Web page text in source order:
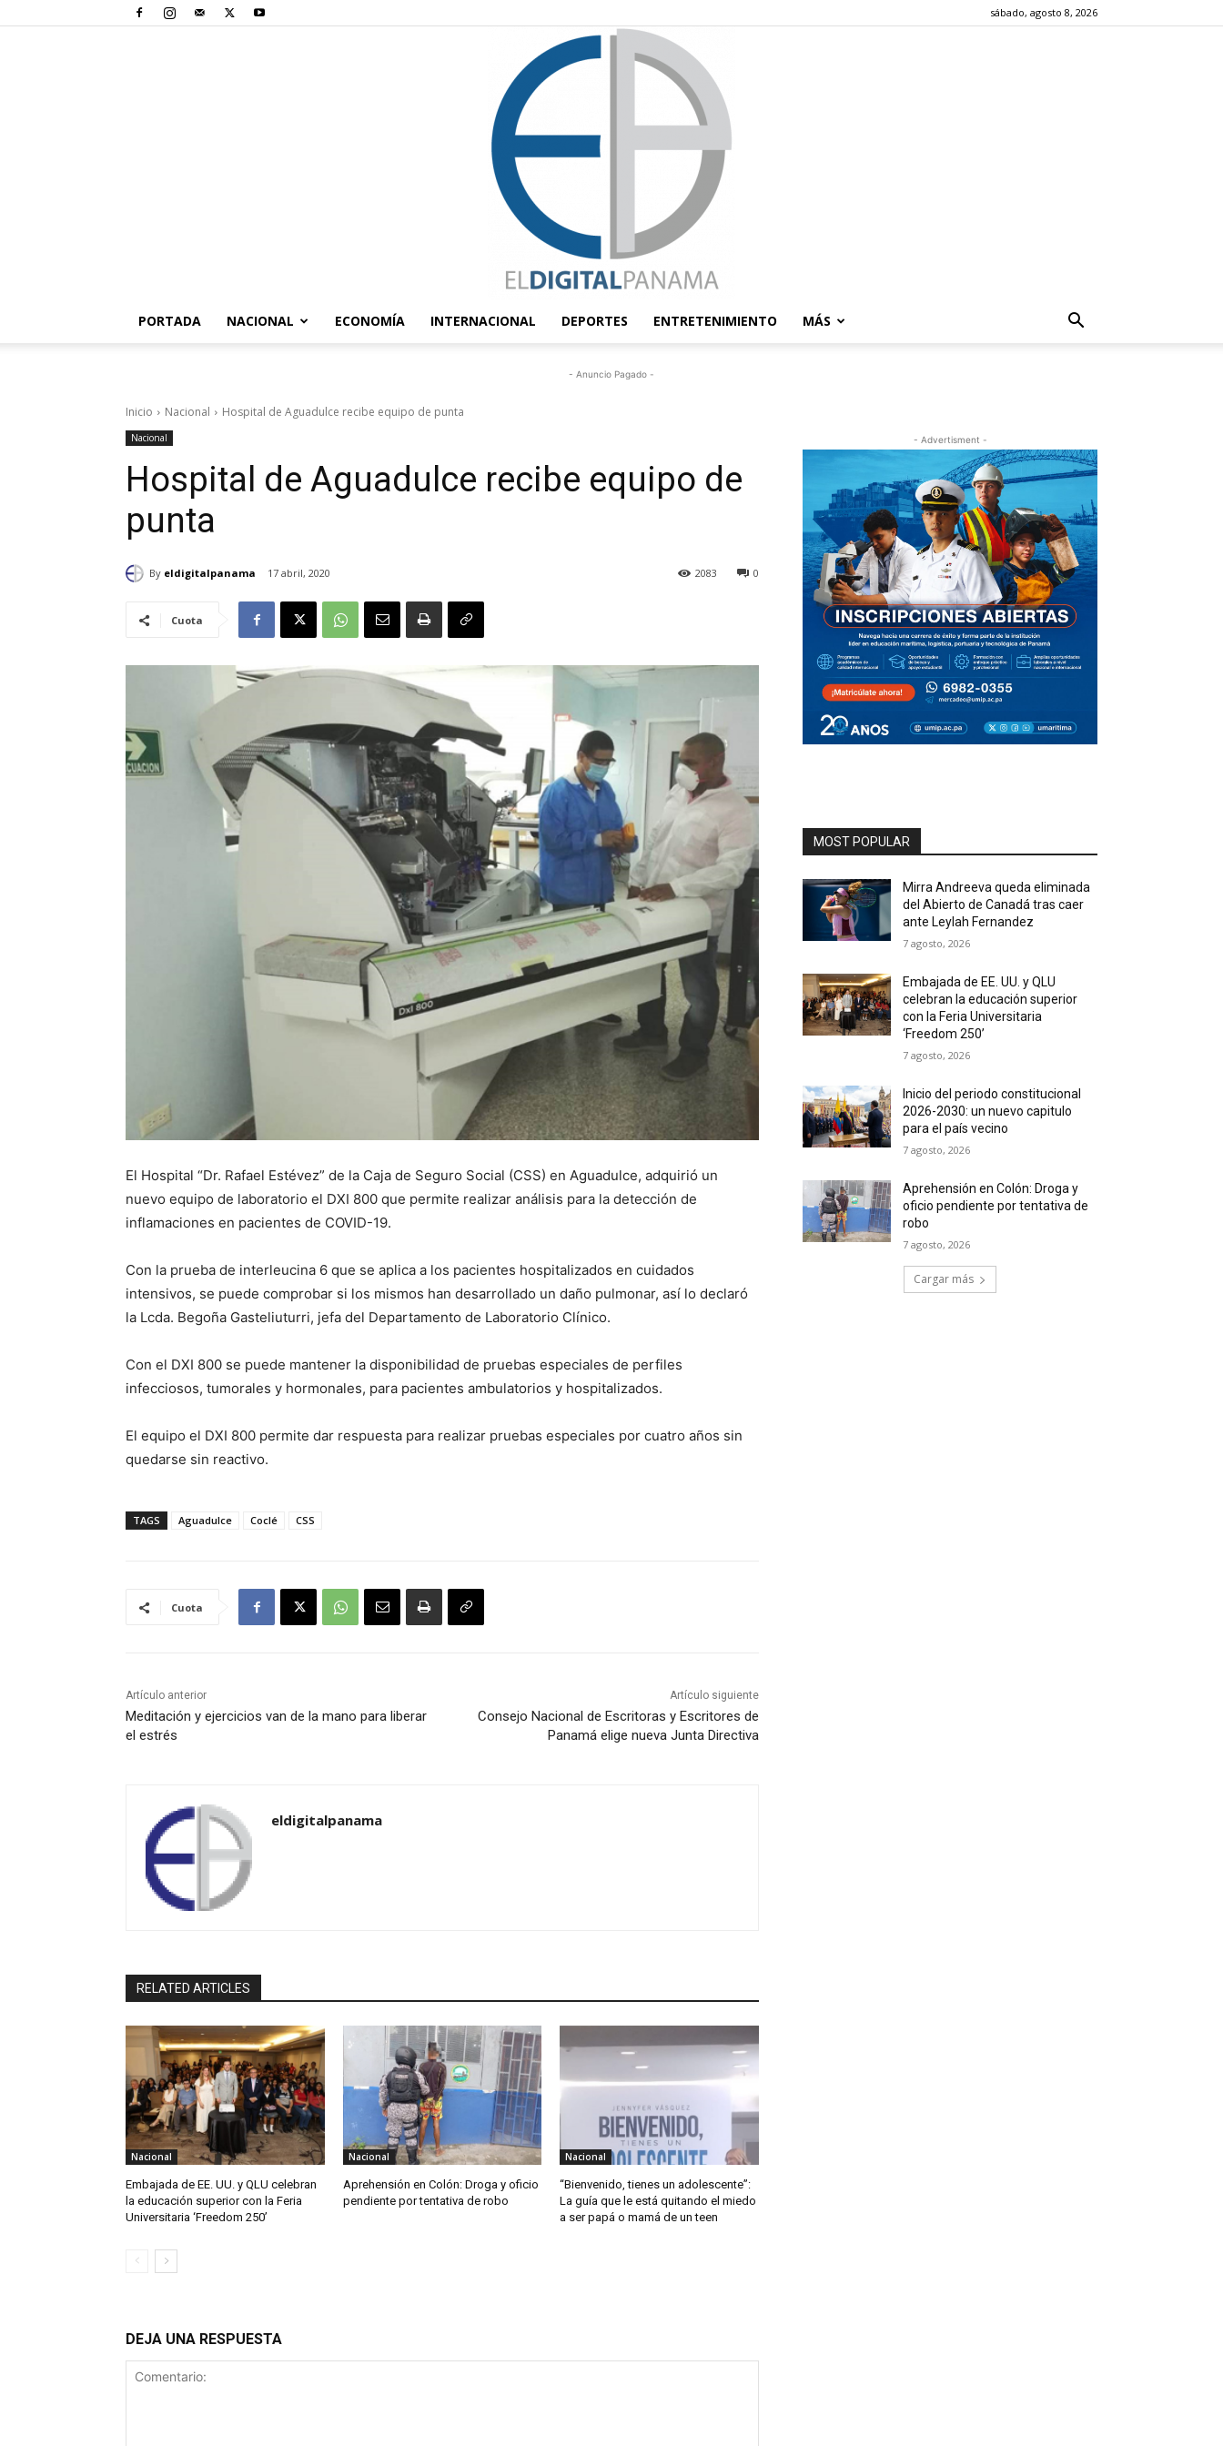
sábado, agosto 8, 2026
Digital
PORTADA NACIONAL ECONOMÍA INTERNACIONAL DEPORTES ENTRETENIMIENTO MÁS
- Anuncio Pagado -
Inicio Nacional Hospital de Aguadulce recibe equipo de punta
Nacional
Hospital de Aguadulce recibe equipo de
punta
By eldigitalpanama 17 abril, 2020 0
2083
Cuota
El Hospital “Dr. Rafael Estévez” de la Caja de Seguro Social (CSS) en Aguadulce, adquirió un
nuevo equipo de laboratorio el DXI 800 que permite realizar análisis para la detección de
inflamaciones en pacientes de COVID-19.
Con la prueba de interleucina 6 que se aplica a los pacientes hospitalizados en cuidados
intensivos, se puede comprobar si los mismos han desarrollado un daño pulmonar, así lo declaró
la Lcda. Begoña Gasteliuturri, jefa del Departamento de Laboratorio Clínico.
Con el DXI 800 se puede mantener la disponibilidad de pruebas especiales de perfiles
infecciosos, tumorales y hormonales, para pacientes ambulatorios y hospitalizados.
El equipo el DXI 800 permite dar respuesta para realizar pruebas especiales por cuatro años sin
quedarse sin reactivo.
TAGS Aguadulce Coclé CSS
Cuota
Artículo anterior
Meditación y ejercicios van de la mano para liberar
el estrés
Artículo siguiente
Consejo Nacional de Escritoras y Escritores de
Panamá elige nueva Junta Directiva
eldigitalpanama
RELATED ARTICLES
Nacional
Embajada de EE. UU. y QLU celebran
la educación superior con la Feria
Universitaria ‘Freedom 250’
Nacional
Aprehensión en Colón: Droga y oficio
pendiente por tentativa de robo
Nacional
“Bienvenido, tienes un adolescente”:
La guía que le está quitando el miedo
a ser papá o mamá de un teen
DEJA UNA RESPUESTA
- Advertisment -
MOST POPULAR
Mirra Andreeva queda eliminada
del Abierto de Canadá tras caer
ante Leylah Fernandez
7 agosto, 2026
Embajada de EE. UU. y QLU
celebran la educación superior
con la Feria Universitaria
‘Freedom 250’
7 agosto, 2026
Inicio del periodo constitucional
2026-2030: un nuevo capitulo
para el país vecino
7 agosto, 2026
Aprehensión en Colón: Droga y
oficio pendiente por tentativa de
robo
7 agosto, 2026
Cargar más